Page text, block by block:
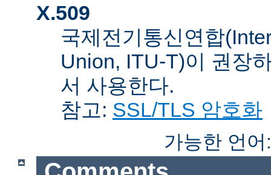
X.509
국제전기통신연합
Union, ITU-T)이 권장
서 사용한다.
참고: SSL/TLS 암호화
가능한 언